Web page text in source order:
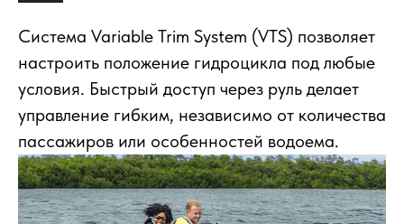
Система Variable Trim System (VTS) позволяет
настроить положение гидроцикла под любые
условия. Быстрый доступ через руль делает
управление гибким, независимо от количества
пассажиров или особенностей водоема.